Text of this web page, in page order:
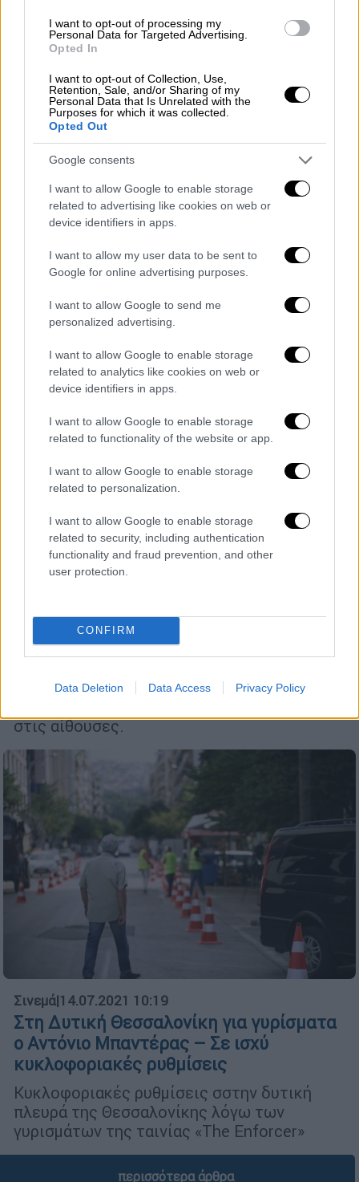
I want to opt-out of processing my
Personal Data for Targeted Advertising.
Opted In
I want to opt-out of Collection, Use,
Retention, Sale, and/or Sharing of my
Personal Data that Is Unrelated with the
Purposes for which it was collected.
Opted Out
Google consents
I want to allow Google to enable storage
related to advertising like cookies on web or
device identifiers in apps.
I want to allow my user data to be sent to
Google for online advertising purposes.
I want to allow Google to send me
personalized advertising.
I want to allow Google to enable storage
related to analytics like cookies on web or
device identifiers in apps.
I want to allow Google to enable storage
related to functionality of the website or app.
I want to allow Google to enable storage
related to personalization.
I want to allow Google to enable storage
related to security, including authentication
functionality and fraud prevention, and other
user protection.
CONFIRM
Data Deletion Data Access Privacy Policy
Ελλάδα|13.11.2021 20:08
Θεσσαλονίκη: «Ποδαρικό» το 2022 με 4
νέες κινηματογραφικές παραγωγές
στην πόλη
Τουλάχιστον τέσσερις κινηματογραφικές
Θεσσαλονίκη
Ελλάδα|30.07.2021 10:28
Θεσσαλονίκη: Τέλος τα γυρίσματα της
Μηχανιώνα μεταμορφώθηκε σε Μαϊάμι
Οι Θεσσαλονικείς τώρα πια μπορούν να
μεταμορφωμένη σε Μαϊάμι πόλη τους για το
στις αίθουσες.
Σινεμά|14.07.2021 10:19
Στη Δυτική Θεσσαλονίκη για γυρίσματα
ο Αντόνιο Μπαντέρας – Σε ισχύ
κυκλοφοριακές ρυθμίσεις
Κυκλοφοριακές ρυθμίσεις σστην δυτική
πλευρά της Θεσσαλονίκης λόγω των
γυρισμάτων της ταινίας «The Enforcer»
περισσότερα άρθρα